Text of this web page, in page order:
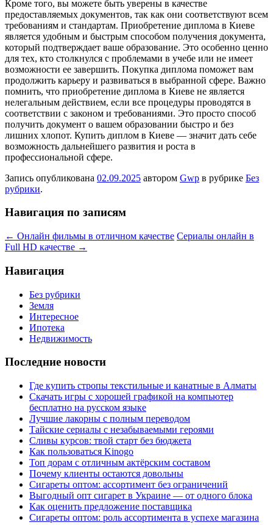
Кроме того, вы можете быть уверены в качестве
предоставляемых документов, так как они соответствуют всем
требованиям и стандартам. Приобретение диплома в Киеве
является удобным и быстрым способом получения документа,
который подтверждает ваше образование. Это особенно ценно
для тех, кто столкнулся с проблемами в учебе или не имеет
возможности ее завершить. Покупка диплома поможет вам
продолжить карьеру и развиваться в выбранной сфере. Важно
помнить, что приобретение диплома в Киеве не является
нелегальным действием, если все процедуры проводятся в
соответствии с законом и требованиями. Это просто способ
получить документ о вашем образовании быстро и без
лишних хлопот. Купить диплом в Киеве — значит дать себе
возможность дальнейшего развития и роста в
профессиональной сфере.
Запись опубликована 02.09.2025 автором Gwp в рубрике Без
рубрики.
Навигация по записям
← Онлайн фильмы в отличном качестве Сериалы онлайн в
Full HD качестве →
Навигация
Без рубрики
Земля
Интересное
Ипотека
Недвижимость
Последние новости
Где купить стропы текстильные и канатные в Алматы
Скачать игры с хорошей графикой на компьютер
бесплатно на русском языке
Лучшие лакорны с полным переводом
Тайские сериалы с незабываемыми героями
Сливы курсов: твой старт без бюджета
Как пользоваться Kinogo
Топ дорам с отличным актёрским составом
Почему клиенты остаются довольны
Сигареты оптом: ассортимент без ограничений
Выгодный опт сигарет в Украине — от одного блока
Как оценить предложение поставщика
Сигареты оптом: роль ассортимента в успехе магазина